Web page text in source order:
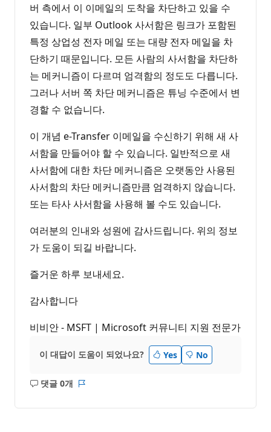
버 측에서 이 이메일의 도착을 차단하고 있을 수
있습니다. 일부 Outlook 사서함은 링크가 포함된
특정 상업성 전자 메일 또는 대량 전자 메일을 차
단하기 때문입니다. 모든 사람의 사서함을 차단하
는 메커니즘이 다르며 엄격함의 정도도 다릅니다.
그러나 서버 쪽 차단 메커니즘은 튜닝 수준에서 변
경할 수 없습니다.
이 개념 e-Transfer 이메일을 수신하기 위해 새 사
서함을 만들어야 할 수 있습니다. 일반적으로 새
사서함에 대한 차단 메커니즘은 오랫동안 사용된
사서함의 차단 메커니즘만큼 엄격하지 않습니다.
또는 타사 사서함을 사용해 볼 수도 있습니다.
여러분의 인내와 성원에 감사드립니다. 위의 정보
가 도움이 되길 바랍니다.
즐거운 하루 보내세요.
감사합니다
비비안 - MSFT | Microsoft 커뮤니티 지원 전문가
이 대답이 도움이 되었나요? Yes No
댓글 0개
설